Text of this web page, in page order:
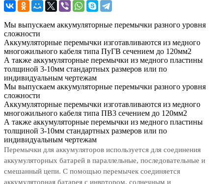
Мы выпускаем аккумуляторные перемычки разного уровня
сложности
Аккумуляторные перемычки изготавливаются из медного
многожильного кабеля типа ПуГВ сечением до 120мм2
А также аккумуляторные перемычки из медного пластины
толщиной 3-10мм стандартных размеров или по
индивидуальным чертежам
Мы выпускаем аккумуляторные перемычки разного уровня
сложности
Аккумуляторные перемычки изготавливаются из медного
многожильного кабеля типа ПВ3 сечением до 120мм2
А также аккумуляторные перемычки из медного пластины
толщиной 3-10мм стандартных размеров или по
индивидуальным чертежам
Перемычки для аккумуляторов используется для соединения
аккумуляторных батарей в параллельные, последовательные и
смешанный цепи. С помощью перемычек соединяется
аккумуляторная батарея с инвртором, солнечным и